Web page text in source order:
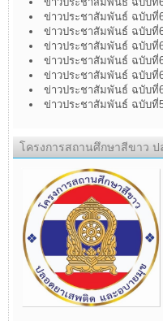
ข่าวประชาสัมพันธ์ ฉบับที่
ข่าวประชาสัมพันธ์ ฉบับที่
ข่าวประชาสัมพันธ์ ฉบับที่
ข่าวประชาสัมพันธ์ ฉบับที่
ข่าวประชาสัมพันธ์ ฉบับที่
ข่าวประชาสัมพันธ์ ฉบับที่
ข่าวประชาสัมพันธ์ ฉบับที่
โครงการสถานศึกษาสีขาว